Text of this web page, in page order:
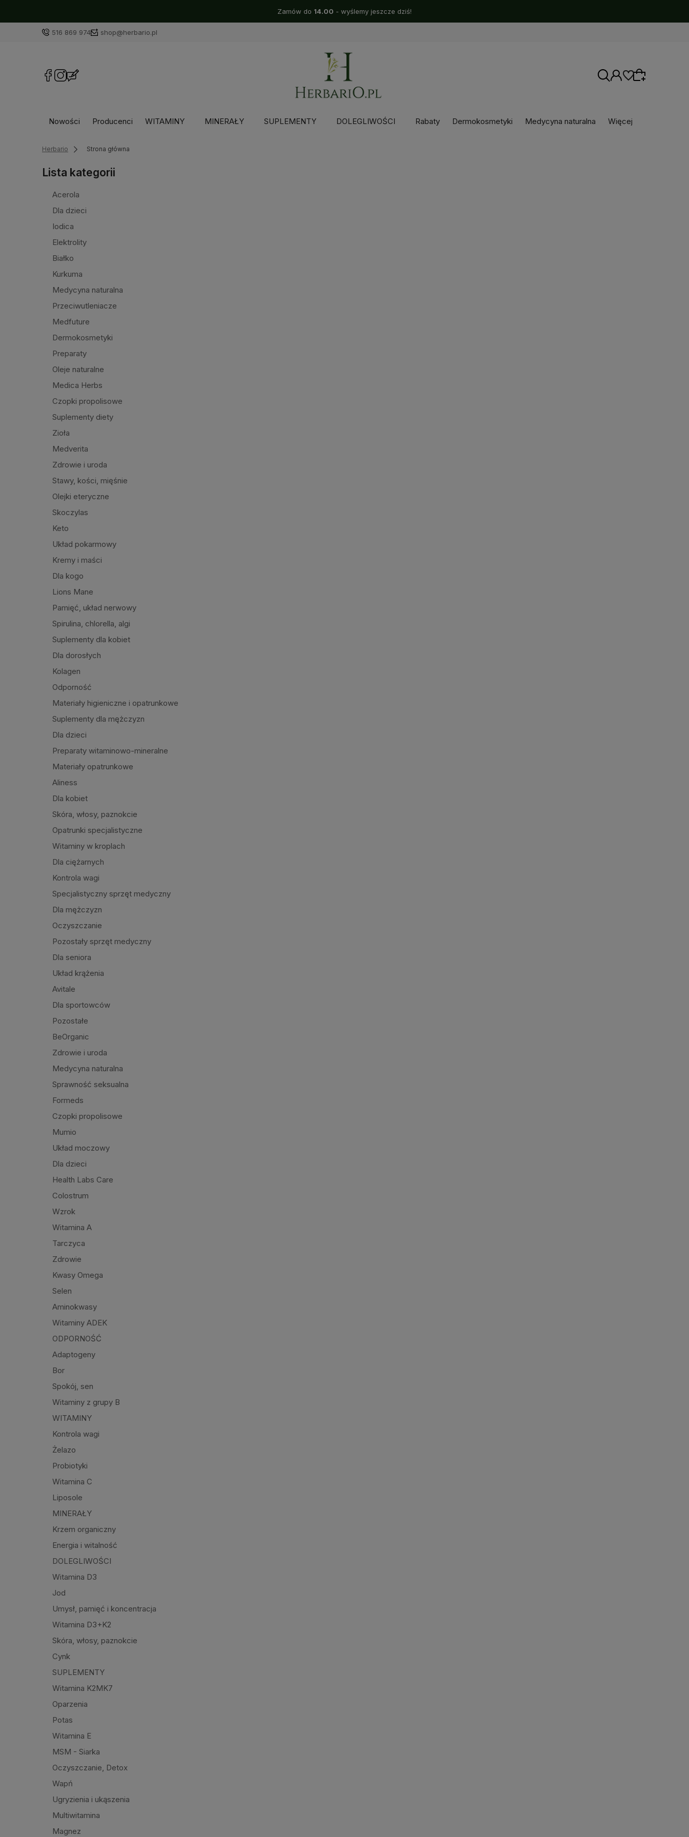
Zamów do 14.00 - wyślemy jeszcze dziś!
516 869 974 shop@herbario.pl
Nowości Producenci WITAMINY MINERAŁY SUPLEMENTY DOLEGLIWOŚCI Rabaty Dermokosmetyki Medycyna naturalna Więcej
Herbario Strona główna
Lista kategorii
Acerola
Dla dzieci
Iodica
Elektrolity
Białko
Kurkuma
Medycyna naturalna
Przeciwutleniacze
Medfuture
Dermokosmetyki
Preparaty
Oleje naturalne
Medica Herbs
Czopki propolisowe
Suplementy diety
Zioła
Medverita
Zdrowie i uroda
Stawy, kości, mięśnie
Olejki eteryczne
Skoczylas
Keto
Układ pokarmowy
Kremy i maści
Dla kogo
Lions Mane
Pamięć, układ nerwowy
Spirulina, chlorella, algi
Suplementy dla kobiet
Dla dorosłych
Kolagen
Odporność
Materiały higieniczne i opatrunkowe
Suplementy dla mężczyzn
Dla dzieci
Preparaty witaminowo-mineralne
Materiały opatrunkowe
Aliness
Dla kobiet
Skóra, włosy, paznokcie
Opatrunki specjalistyczne
Witaminy w kroplach
Dla ciężarnych
Kontrola wagi
Specjalistyczny sprzęt medyczny
Dla mężczyzn
Oczyszczanie
Pozostały sprzęt medyczny
Dla seniora
Układ krążenia
Avitale
Dla sportowców
Pozostałe
BeOrganic
Zdrowie i uroda
Medycyna naturalna
Sprawność seksualna
Formeds
Czopki propolisowe
Mumio
Układ moczowy
Dla dzieci
Health Labs Care
Colostrum
Wzrok
Witamina A
Tarczyca
Zdrowie
Kwasy Omega
Selen
Aminokwasy
Witaminy ADEK
ODPORNOŚĆ
Adaptogeny
Bor
Spokój, sen
Witaminy z grupy B
WITAMINY
Kontrola wagi
Żelazo
Probiotyki
Witamina C
Liposole
MINERAŁY
Krzem organiczny
Energia i witalność
DOLEGLIWOŚCI
Witamina D3
Jod
Umysł, pamięć i koncentracja
Witamina D3+K2
Skóra, włosy, paznokcie
Cynk
SUPLEMENTY
Witamina K2MK7
Oparzenia
Potas
Witamina E
MSM - Siarka
Oczyszczanie, Detox
Wapń
Ugryzienia i ukąszenia
Multiwitamina
Magnez